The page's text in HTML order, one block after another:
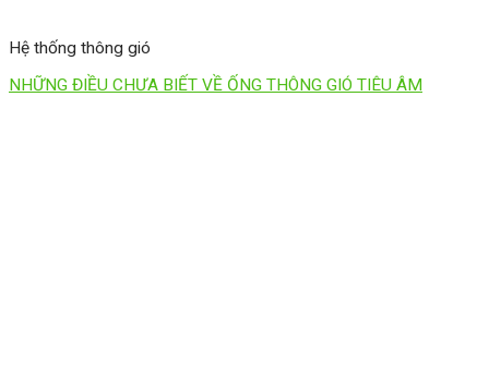
Hệ thống thông gió
NHỮNG ĐIỀU CHƯA BIẾT VỀ ỐNG THÔNG GIÓ TIÊU ÂM